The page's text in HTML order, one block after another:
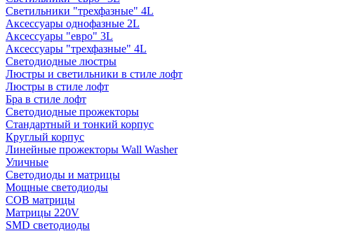
Светильники "трехфазные" 4L
Аксессуары однофазные 2L
Аксессуары "евро" 3L
Аксессуары "трехфазные" 4L
Светодиодные люстры
Люстры и светильники в стиле лофт
Люстры в стиле лофт
Бра в стиле лофт
Светодиодные прожекторы
Стандартный и тонкий корпус
Круглый корпус
Линейные прожекторы Wall Washer
Уличные
Светодиоды и матрицы
Мощные светодиоды
COB матрицы
Матрицы 220V
SMD светодиоды